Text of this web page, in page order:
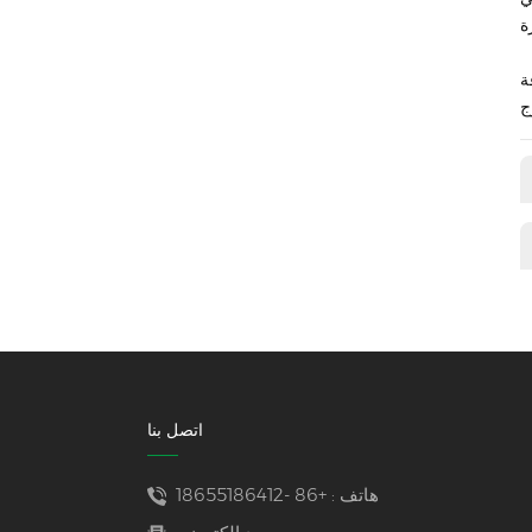
اتصل بنا
هاتف : +86 -18655186412